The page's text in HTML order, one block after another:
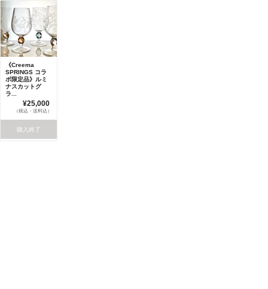
《Creema
SPRINGS コラ
ボ限定品》ルミ
ナスカットグ
ラ...
¥25,000
（税込・送料込）
購入終了